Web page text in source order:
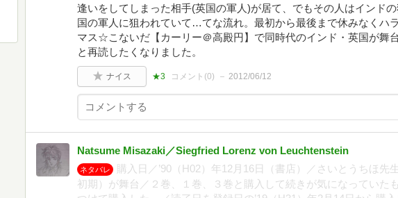
逢いをしてしまった相手(英国の軍人)が居て、でもその人はインド
国の軍人に狙われていて…てな流れ。最初から最後まで休みなくハ
マス☆こないだ【カーリー＠高殿円】で同時代のインド・英国が舞
と再読したくなりました。
ナイス ★3 コメント(0) 2012/06/12
Natsume Misazaki／Siegfried Lorenz von Leuchtenstein
ネタバレ
購入日／’90（H02）年12月16日（書店）／さいとうちほ先
初期）が舞台／２巻、１巻、３巻と購入して続きが気になっていた